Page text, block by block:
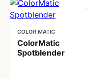
COLOR MATIC
ColorMatic
Spotblender